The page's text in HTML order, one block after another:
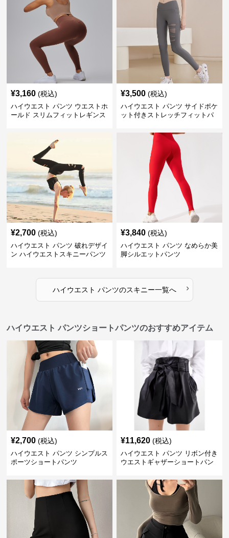
¥3,160 (税込)
ハイウエスト パンツ ウエストホ
ールド スリムフィットレギンス
¥3,500 (税込)
ハイウエスト パンツ サイドポケ
ット付きストレッチフィットパ
¥2,700 (税込)
ハイウエスト パンツ 破れデザイ
ン ハイウエストスキニーパンツ
¥3,840 (税込)
ハイウエスト パンツ なめらか美
脚シルエットパンツ
ハイウエスト パンツのスキニー一覧へ ›
ハイウエスト パンツショートパンツのおすすめアイテム
¥2,700 (税込)
ハイウエスト パンツ シンプルス
ポーツショートパンツ
¥11,620 (税込)
ハイウエスト パンツ リボン付き
ウエストギャザーショートパン